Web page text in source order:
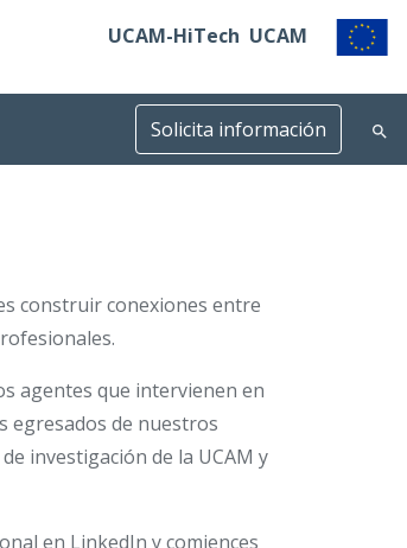
UCAM-HiTech UCAM
Solicita información
construir conexiones entre
agentes que intervienen en
egresados de nuestros
investigación de la UCAM y
en LinkedIn y comiences